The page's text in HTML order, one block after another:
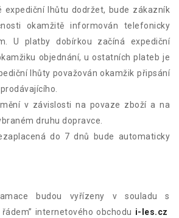
expediční lhůtu dodržet, bude zákazník
okamžitě informován telefonicky
U platby dobírkou začíná expediční
objednání, u ostatních plateb je
lhůty považován okamžik připsání
v závislosti na povaze zboží a na
druhu dopravce.
do 7 dnů bude automaticky
budou vyřízeny v souladu s
řádem” internetového obchodu i-les.cz